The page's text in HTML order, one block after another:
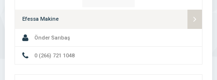
Efessa Makine
Önder Sarıbaş
0 (266) 721 1048